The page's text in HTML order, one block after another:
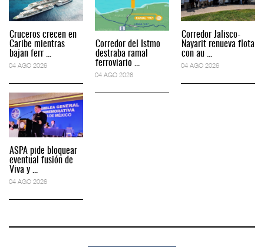
Cruceros crecen en
Caribe mientras
bajan ferr ...
04 AGO 2026
ASPA pide bloquear
eventual fusión de
Viva y ...
04 AGO 2026
Corredor del Istmo
destraba ramal
ferroviario ...
04 AGO 2026
Corredor Jalisco-
Nayarit renueva flota
con au ...
04 AGO 2026